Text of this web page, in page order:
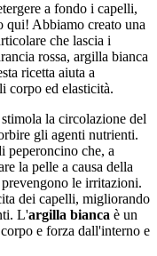
a fondo i capelli,
qui! Abbiamo creato una
che lascia i
rossa, argilla bianca
ricetta aiuta a
corpo ed elasticità.
la circolazione del
gli agenti nutrienti.
peperoncino che, a
la pelle a causa della
le irritazioni.
dei capelli, migliorando
L'argilla bianca è un
e forza dall'interno e